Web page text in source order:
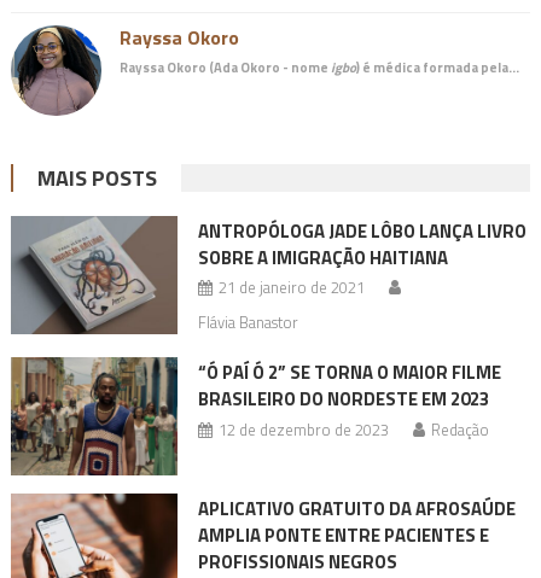
Rayssa Okoro
Rayssa Okoro (Ada Okoro - nome igbo) é médicaformada pela…
MAIS POSTS
ANTROPÓLOGA JADE LÔBO LANÇA LIVRO
SOBRE A IMIGRAÇÃO HAITIANA
21 de janeiro de 2021
Flávia Banastor
“Ó PAÍ Ó 2” SE TORNA O MAIOR FILME
BRASILEIRO DO NORDESTE EM 2023
12 de dezembro de 2023 Redação
APLICATIVO GRATUITO DA AFROSAÚDE
AMPLIA PONTE ENTRE PACIENTES E
PROFISSIONAIS NEGROS